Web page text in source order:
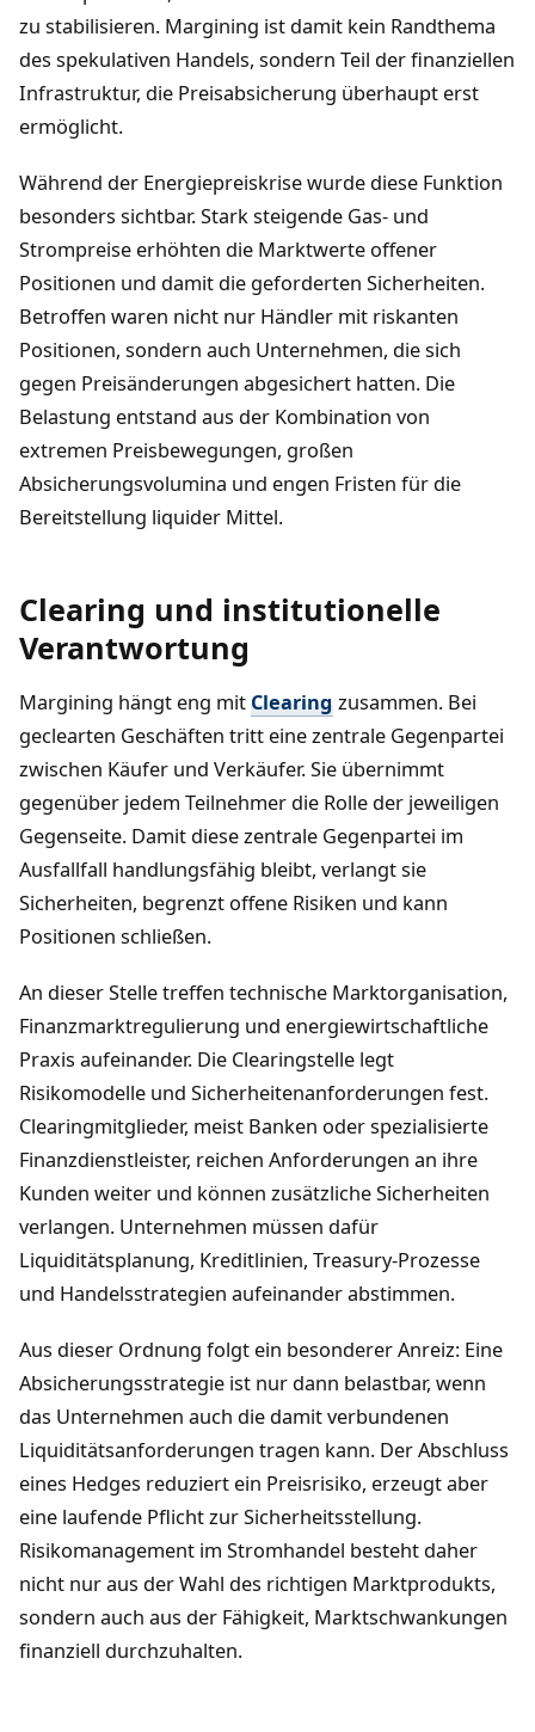
zu stabilisieren. Margining ist damit kein Randthema
des spekulativen Handels, sondern Teil der finanziellen
Infrastruktur, die Preisabsicherung überhaupt erst
ermöglicht.
Während der Energiepreiskrise wurde diese Funktion
besonders sichtbar. Stark steigende Gas- und
Strompreise erhöhten die Marktwerte offener
Positionen und damit die geforderten Sicherheiten.
Betroffen waren nicht nur Händler mit riskanten
Positionen, sondern auch Unternehmen, die sich
gegen Preisänderungen abgesichert hatten. Die
Belastung entstand aus der Kombination von
extremen Preisbewegungen, großen
Absicherungsvolumina und engen Fristen für die
Bereitstellung liquider Mittel.
Clearing und institutionelle
Verantwortung
Margining hängt eng mit Clearing zusammen. Bei
geclearten Geschäften tritt eine zentrale Gegenpartei
zwischen Käufer und Verkäufer. Sie übernimmt
gegenüber jedem Teilnehmer die Rolle der jeweiligen
Gegenseite. Damit diese zentrale Gegenpartei im
Ausfallfall handlungsfähig bleibt, verlangt sie
Sicherheiten, begrenzt offene Risiken und kann
Positionen schließen.
An dieser Stelle treffen technische Marktorganisation,
Finanzmarktregulierung und energiewirtschaftliche
Praxis aufeinander. Die Clearingstelle legt
Risikomodelle und Sicherheitenanforderungen fest.
Clearingmitglieder, meist Banken oder spezialisierte
Finanzdienstleister, reichen Anforderungen an ihre
Kunden weiter und können zusätzliche Sicherheiten
verlangen. Unternehmen müssen dafür
Liquiditätsplanung, Kreditlinien, Treasury-Prozesse
und Handelsstrategien aufeinander abstimmen.
Aus dieser Ordnung folgt ein besonderer Anreiz: Eine
Absicherungsstrategie ist nur dann belastbar, wenn
das Unternehmen auch die damit verbundenen
Liquiditätsanforderungen tragen kann. Der Abschluss
eines Hedges reduziert ein Preisrisiko, erzeugt aber
eine laufende Pflicht zur Sicherheitsstellung.
Risikomanagement im Stromhandel besteht daher
nicht nur aus der Wahl des richtigen Marktprodukts,
sondern auch aus der Fähigkeit, Marktschwankungen
finanziell durchzuhalten.